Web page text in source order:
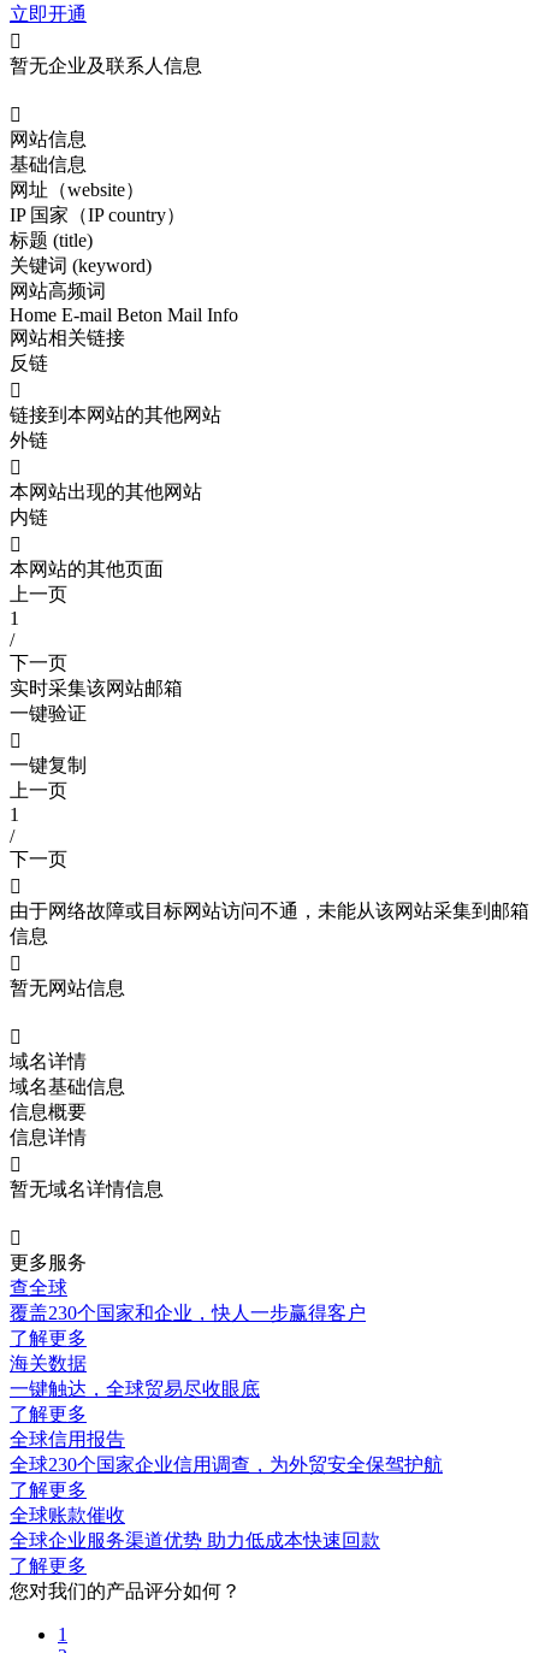
立即开通

暂无企业及联系人信息

网站信息
基础信息
网址（website）
IP 国家（IP country）
标题 (title)
关键词 (keyword)
网站高频词
Home E-mail Beton Mail Info
网站相关链接
反链

链接到本网站的其他网站
外链

本网站出现的其他网站
内链

本网站的其他页面
上一页
1
/
下一页
实时采集该网站邮箱
一键验证

一键复制
上一页
1
/
下一页

由于网络故障或目标网站访问不通，未能从该网站采集到邮箱
信息

暂无网站信息

域名详情
域名基础信息
信息概要
信息详情

暂无域名详情信息

更多服务
查全球
覆盖230个国家和企业，快人一步赢得客户
了解更多
海关数据
一键触达，全球贸易尽收眼底
了解更多
全球信用报告
全球230个国家企业信用调查，为外贸安全保驾护航
了解更多
全球账款催收
全球企业服务渠道优势 助力低成本快速回款
了解更多
您对我们的产品评分如何？
1